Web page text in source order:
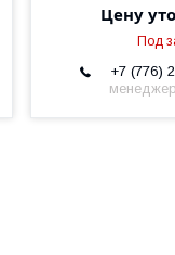
Цену
Под
+7 (776)